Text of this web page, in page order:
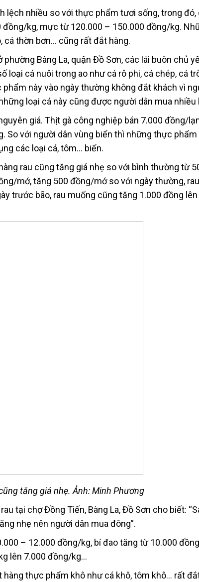
lệch nhiều so với thực phẩm tươi sống, trong đó,
kg, mực từ 120.000 – 150.000 đồng/kg.
cá thờn bơn… cũng rất đắt hàng.
Bàng La, quận Đồ Sơn, các lái buôn chủ
loại cá nuôi trong ao như cá rô phi, cá chép, cá
này vào ngày thường không đắt khách vì
loại cá này cũng được người dân mua nhiều
giá. Thịt gà công nghiệp bán 7.000 đồng/
So với người dân vùng biển thì những thực phẩm
các loại cá, tôm… biển.
rau cũng tăng giá nhẹ so với bình thường từ
mớ, tăng 500 đồng/mớ so với ngày thường,
trước bão, rau muống cũng tăng 1.000 đồng lên
tăng giá nhẹ. Ảnh: Minh Phương
tại chợ Đồng Tiến, Bàng La, Đồ Sơn cho biết:
nhẹ nên người dân mua đông”.
– 12.000 đồng/kg, bí đao tăng từ 10.000
lên 7.000 đồng/kg…
thực phẩm khô như cá khô, tôm khô… rất